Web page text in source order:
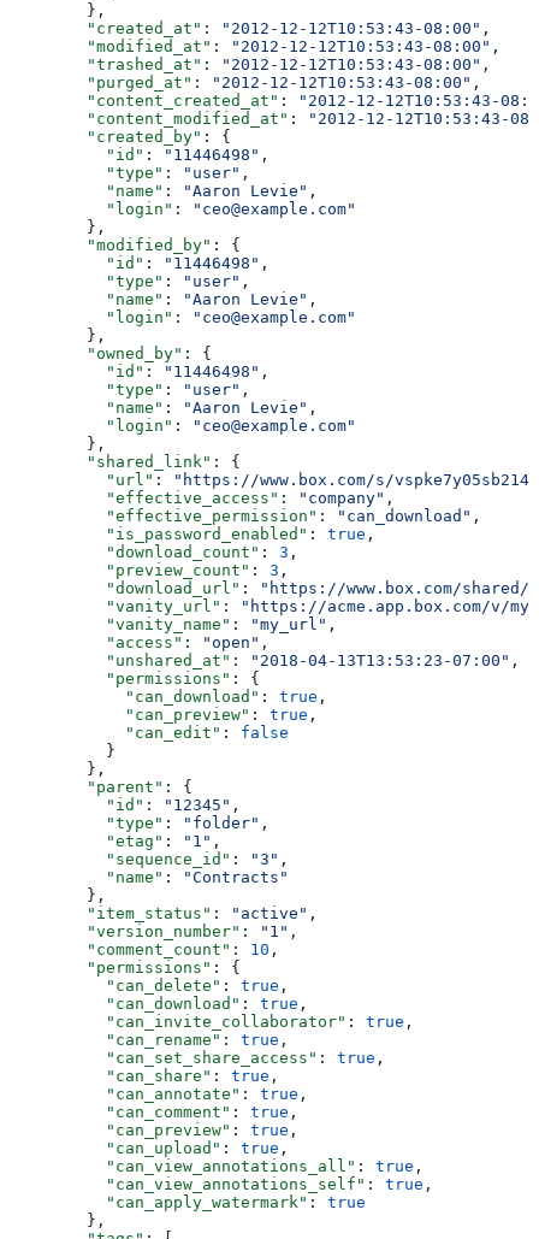
        },
        "created_at"
: "2012-12-12T10:53:43-08:00" ,
        "modified_at"
: "2012-12-12T10:53:43-08:00" ,
        "trashed_at"
: "2012-12-12T10:53:43-08:00" ,
        "purged_at"
: "2012-12-12T10:53:43-08:00" ,
        "content_created_at"
:
"2012-12-12T10:53:43-
        "content_modified_at"
:
"2012-12-12T10:53:43-
        "created_by"
: {
          "id"
: "11446498" ,
          "type"
: "user" ,
          "name"
: "Aaron Levie" ,
          "login"
:
"ceo@example.com"
        },
        "modified_by"
: {
          "id"
: "11446498" ,
          "type"
: "user" ,
          "name"
: "Aaron Levie" ,
          "login"
:
"ceo@example.com"
        },
        "owned_by"
: {
          "id"
: "11446498" ,
          "type"
: "user" ,
          "name"
: "Aaron Levie" ,
          "login"
:
"ceo@example.com"
        },
        "shared_link"
: {
          "url"
:
"https://www.box.com/s/
          "effective_access"
: "company" ,
          "effective_permission"
: "can_download" ,
          "is_password_enabled"
: true ,
          "download_count"
: 3 ,
          "preview_count"
: 3 ,
          "download_url"
:
"https://www.box.com/
          "vanity_url"
:
"https://acme.app.box.com/v/
          "vanity_name"
: "my_url" ,
          "access"
: "open" ,
          "unshared_at"
: "2018-04-13T13:53:23-07:00" ,
          "permissions"
: {
            "can_download"
: true ,
            "can_preview"
: true ,
            "can_edit"
: false
          }
        },
        "parent"
: {
          "id"
: "12345" ,
          "type"
: "folder" ,
          "etag"
: "1" ,
          "sequence_id"
: "3" ,
          "name"
:
"Contracts"
        },
        "item_status"
: "active" ,
        "version_number"
: "1" ,
        "comment_count"
: 10 ,
        "permissions"
: {
          "can_delete"
: true ,
          "can_download"
: true ,
          "can_invite_collaborator"
: true ,
          "can_rename"
: true ,
          "can_set_share_access"
: true ,
          "can_share"
: true ,
          "can_annotate"
: true ,
          "can_comment"
: true ,
          "can_preview"
: true ,
          "can_upload"
: true ,
          "can_view_annotations_all"
: true ,
          "can_view_annotations_self"
: true ,
          "can_apply_watermark"
: true
        },